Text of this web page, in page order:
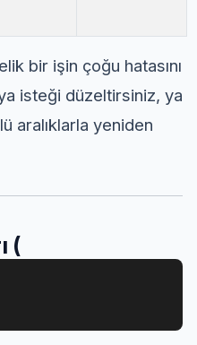
bir işin çoğu hatasını
isteği düzeltirsiniz, ya
aralıklarla yeniden
(